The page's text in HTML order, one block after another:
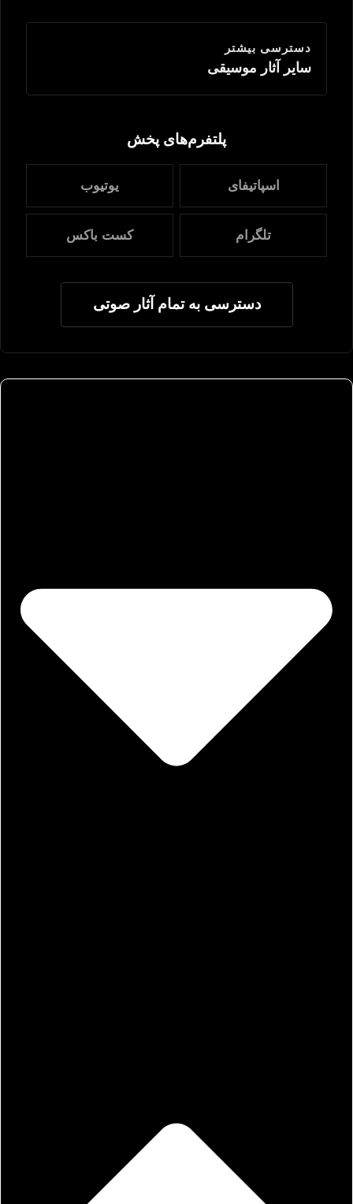
دسترسی بیشتر
سایر آثار موسیقی
پلتفرم‌های پخش
اسپاتیفای یوتیوب
تلگرام کست باکس
دسترسی به تمام آثار صوتی